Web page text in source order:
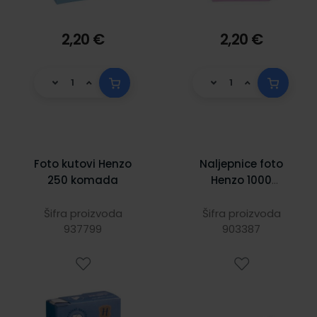
2,20 € 2,20 €
Foto kutovi Henzo
250 komada
Šifra proizvoda
937799
Naljepnice foto
Henzo 1000
Šifra proizvoda
903387